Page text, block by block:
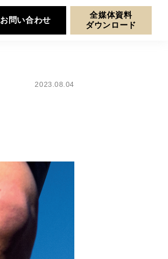
お問い合わせ
全媒体資料
ダウンロード
2023.08.04